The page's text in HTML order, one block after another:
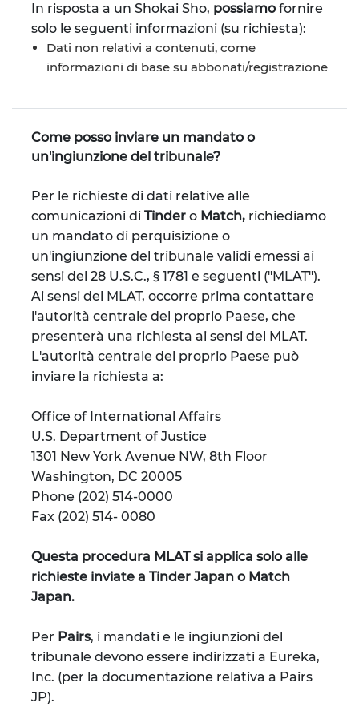
In risposta a un Shokai Sho, possiamo fornire
solo le seguenti informazioni (su richiesta):
Dati non relativi a contenuti, come
informazioni di base su abbonati/registrazione
Come posso inviare un mandato o
un'ingiunzione del tribunale?
Per le richieste di dati relative alle
comunicazioni di Tinder o Match, richiediamo
un mandato di perquisizione o
un'ingiunzione del tribunale validi emessi ai
sensi del 28 U.S.C., § 1781 e seguenti ("MLAT").
Ai sensi del MLAT, occorre prima contattare
l'autorità centrale del proprio Paese, che
presenterà una richiesta ai sensi del MLAT.
L'autorità centrale del proprio Paese può
inviare la richiesta a:
Office of International Affairs
U.S. Department of Justice
1301 New York Avenue NW, 8th Floor
Washington, DC 20005
Phone (202) 514-0000
Fax (202) 514- 0080
Questa procedura MLAT si applica solo alle
richieste inviate a Tinder Japan o Match
Japan.
Per Pairs, i mandati e le ingiunzioni del
tribunale devono essere indirizzati a Eureka,
Inc. (per la documentazione relativa a Pairs
JP).